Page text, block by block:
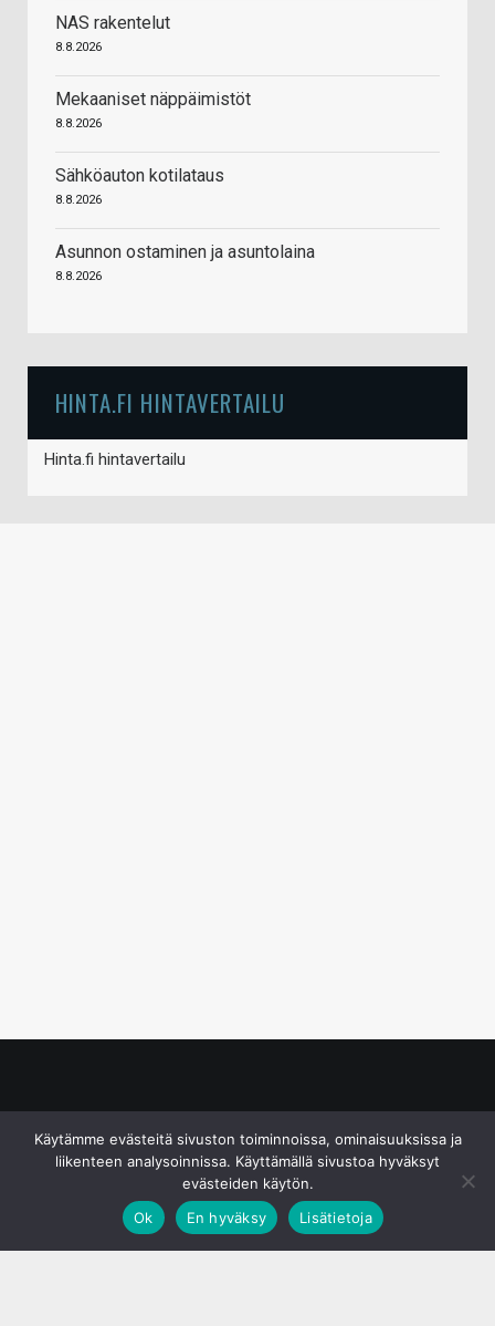
NAS rakentelut
8.8.2026
Mekaaniset näppäimistöt
8.8.2026
Sähköauton kotilataus
8.8.2026
Asunnon ostaminen ja asuntolaina
8.8.2026
HINTA.FI HINTAVERTAILU
Hinta.fi hintavertailu
Käytämme evästeitä sivuston toiminnoissa, ominaisuuksissa ja
liikenteen analysoinnissa. Käyttämällä sivustoa hyväksyt
evästeiden käytön.
Ok
En hyväksy Lisätietoja